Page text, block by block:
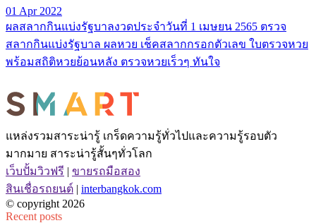
01 Apr 2022
ผลสลากกินแบ่งรัฐบาลงวดประจำวันที่ 1 เมษยน 2565 ตรวจ
สลากกินแบ่งรัฐบาล ผลหวย เช็คสลากกรอกตัวเลข ใบตรวจหวย
พร้อมสถิติหวยย้อนหลัง ตรวจหวยเร็วๆ ทันใจ
แหล่งรวมสาระน่ารู้ เกร็ดความรู้ทั่วไปและความรู้รอบตัว
มากมาย สาระน่ารู้สั้นๆทั่วโลก
เว็บปั้มวิวฟรี | ขายรถมือสอง
สินเชื่อรถยนต์ | interbangkok.com
© copyright 2026
Recent posts